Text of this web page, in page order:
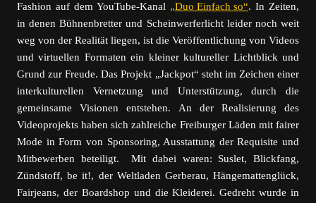
Fashion auf dem YouTube-Kanal „Duo Einfach so“. In Zeiten,
in denen Bühnenbretter und Scheinwerferlicht leider noch weit
weg von der Realität liegen, ist die Veröffentlichung von Videos
und virtuellen Formaten ein kleiner kultureller Lichtblick und
Grund zur Freude. Das Projekt „Jackpot“ steht im Zeichen einer
interkulturellen Vernetzung und Unterstützung, durch die
gemeinsame Visionen entstehen. An der Realisierung des
Videoprojekts haben sich zahlreiche Freiburger Läden mit fairer
Mode in Form von Sponsoring, Ausstattung der Requisite und
Mitbewerben beteiligt. Mit dabei waren: Suslet, Blickfang,
Zündstoff, be it!, der Weltladen Gerberau, Hängemattenglück,
Fairjeans, der Boardshop und die Kleiderei. Gedreht wurde in